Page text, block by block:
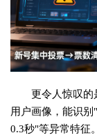
更令人惊叹的
用户画像，能识
0.3秒"等异常特征